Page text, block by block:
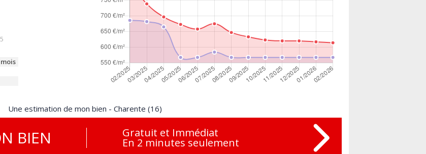
Une estimation de mon bien - Charente (16)
BIEN Gratuit et Immédiat
En 2 minutes seulement